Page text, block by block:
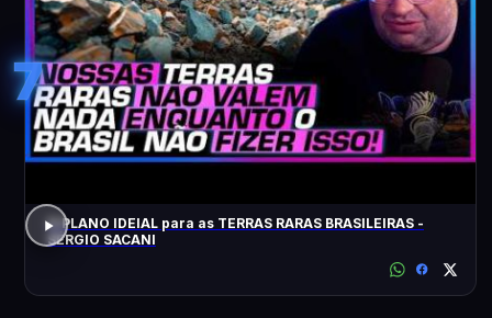
7
O PLANO IDEIAL para as TERRAS RARAS BRASILEIRAS -
SÉRGIO SACANI